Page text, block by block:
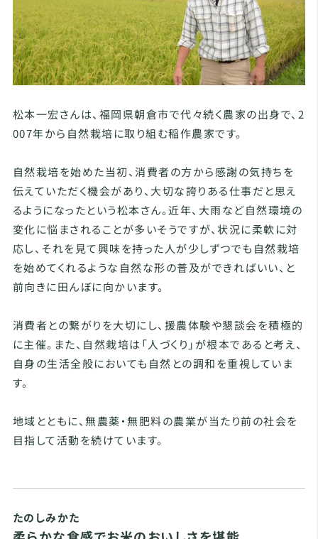
松本一宏さんは、福岡県朝倉市で代々続く農家の出身で、2
007年から自然栽培に取り組む稲作農家です。
自然栽培を始めた当初、消費者の方から感謝の気持ちを
伝えていただく機会があり、大切な誇りある仕事だと思え
るようになったという松本さん。近年、大雨など自然環境の
変化に悩まされることが多いそうですが、状況に柔軟に対
応し、それを見て興味を持った人が少しずつでも自然栽培
を始めてくれるような自然な形の普及ができればいい、と
前向きに田んぼに向かいます。
消費者との繋がりを大切にし、援農体験や懇談会を積極的
に主催。また、自然栽培は「人づくり」が根本であると考え、
自身の生活全般においても自然との調和を重視していま
す。
地域とともに、無農薬・無肥料の農業が当たり前の社会を
目指して活動を続けています。
たのしみかた